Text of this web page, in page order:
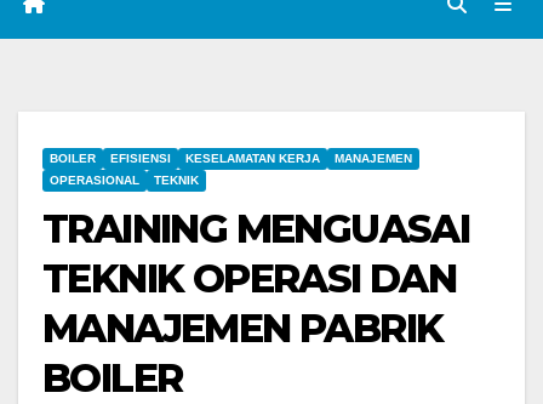
BOILER EFISIENSI KESELAMATAN KERJA
MANAJEMEN
OPERASIONAL
TEKNIK
TRAINING MENGUASAI
TEKNIK OPERASI DAN
MANAJEMEN PABRIK
BOILER